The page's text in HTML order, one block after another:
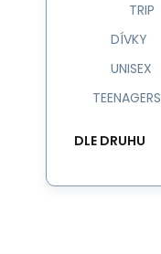
TRIP
DÍVKY
UNISEX
TEENAGERS
DLE DRUHU